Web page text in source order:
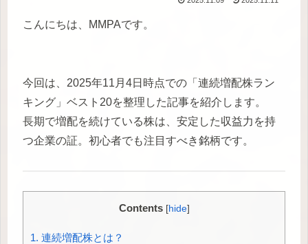
こんにちは、MMPAです。
今回は、2025年11月4日時点での「連続増配株ラン
キング」ベスト20を整理した記事を紹介します。
長期で増配を続けている株は、安定した収益力を持
つ企業の証。初心者でも注目すべき銘柄です。
Contents [hide]
1. 連続増配株とは？